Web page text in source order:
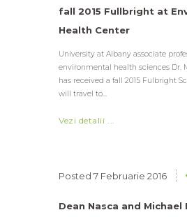
fall 2015 Fullbright at
Health Center
University at Albany associate
environmental health sciences Dr.
has received a fall 2015 Fulbright
will travel to...
Vezi detalii ...
7 Februarie 2016
Dean Nasca and Michael